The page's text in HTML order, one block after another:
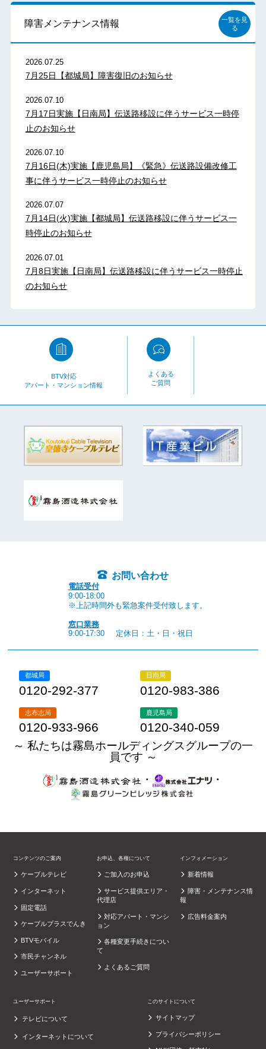
障害メンテナンス情報
一覧を見
る
2026.07.25
7月25日【都城局】障害復旧のお知らせ
2026.07.10
7月17日実施【日南局】伝送路移設に伴うサービス一時停
止のお知らせ
2026.07.10
7月16日(木)実施【鹿児島局】《緊急》伝送路設備改修工
事に伴うサービス一時停止のお知らせ
2026.07.07
7月14日(火)実施【都城局】伝送路移設に伴うサービス一
時停止のお知らせ
2026.07.01
7月8日実施【日南局】伝送路移設に伴うサービス一時停止
のお知らせ
BTV対応
アパート・マンション情報
よくある
ご質問
お問い合わせ
電話受付
9:00-18:00
※上記時間外も緊急案件受付致します。
窓口業務
9:00-17:30
定休日：土・日・祝日
都城局
0120-292-377
日南局
0120-983-386
志布志局
0120-933-966
鹿児島局
0120-340-059
～ 私たちは霧島ホールディングスグループの一
員です ～
・
・
コンテンツのご案内
ケーブルテレビ
インターネット
固定電話
ケーブルプラスでんき
BTVモバイル
市民チャンネル
ユーザーサポート
お申込、各種について
ご加入のお申込
サービス提供エリア・
代理店
対応アパート・マンシ
ョン
各種変更手続きについ
て
よくあるご質問
インフォメーション
新着情報
障害・メンテナンス情
報
広告料金案内
ユーザーサポート
テレビについて
インターネットについて
このサイトについて
サイトマップ
プライバシーポリシー